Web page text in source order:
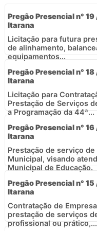
Pregão Presencial n°
Itarana
Licitação para futura
de alinhamento,
equipamentos...
Pregão Presencial n°
Itarana
Licitação para
Prestação de Serviços
a Programação da 44ª...
Pregão Presencial n°
Itarana
Prestação de serviço
Municipal, visando
Municipal de Educação.
Pregão Presencial n°
Itarana
Contratação de
prestação de serviços
profissional ou prático,...